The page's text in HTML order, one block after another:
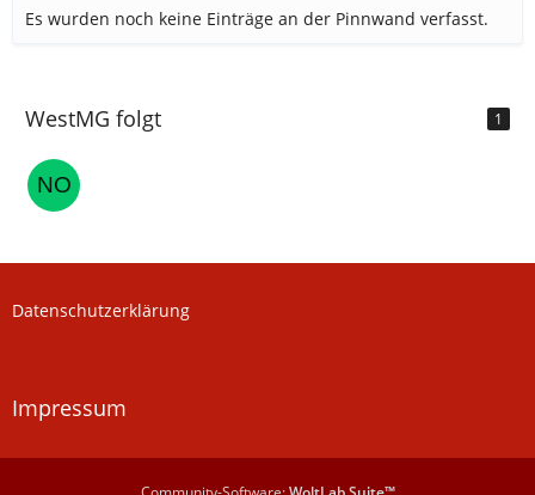
Es wurden noch keine Einträge an der Pinnwand verfasst.
WestMG folgt 1
Datenschutzerklärung
Impressum